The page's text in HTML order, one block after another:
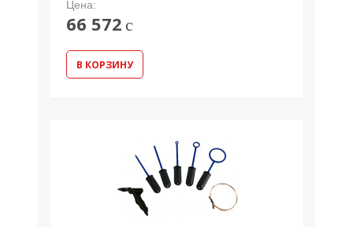
Цена:
66 572 c
В КОРЗИНУ